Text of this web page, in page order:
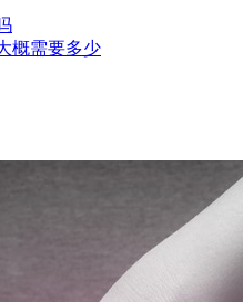
概需要多少